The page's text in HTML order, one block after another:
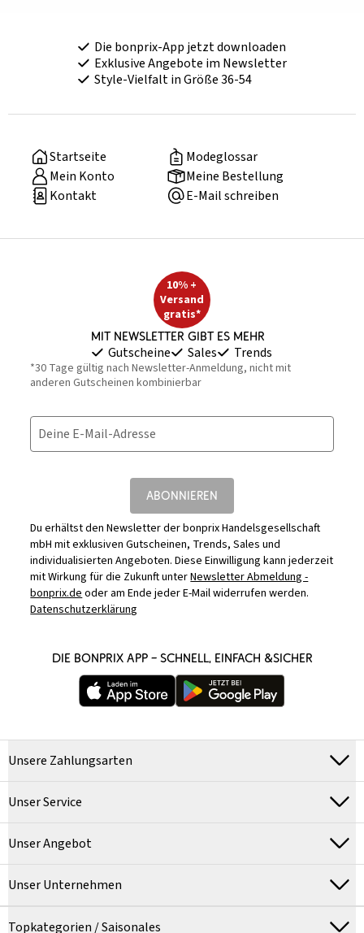
Die bonprix-App jetzt downloaden
Exklusive Angebote im Newsletter
Style-Vielfalt in Größe 36-54
Startseite
Modeglossar
Mein Konto
Meine Bestellung
Kontakt
E-Mail schreiben
10% +
Versand
gratis*
Mit Newsletter gibt es mehr
Gutscheine Sales Trends
*30 Tage gültig nach Newsletter-Anmeldung, nicht mit
anderen Gutscheinen kombinierbar
Deine E-Mail-Adresse
ABONNIEREN
Du erhältst den Newsletter der bonprix Handelsgesellschaft
mbH mit exklusiven Gutscheinen, Trends, Sales und
individualisierten Angeboten. Diese Einwilligung kann jederzeit
mit Wirkung für die Zukunft unterNewsletter Abmeldung -
bonprix.deoder am Ende jeder E-Mail widerrufen werden.
Datenschutzerklärung
DIE BONPRIX APP – SCHNELL, EINFACH &SICHER
Unsere Zahlungsarten
Unser Service
Unser Angebot
Unser Unternehmen
Topkategorien / Saisonales